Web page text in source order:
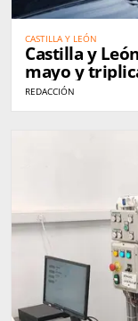
CASTILLA Y LEÓN
Castilla y
mayo y
REDACCIÓN